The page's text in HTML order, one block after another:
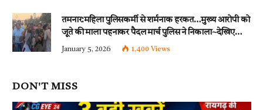
तमनार:महिला पुलिसकर्मी से शर्मनाक हरकत…मुख्य आरोपी को
जूते की माला पहनाकर पैदल मार्च पुलिस ने निकाला~देखिए
वीडियो
January 5, 2026 1,400 Views
DON'T MISS